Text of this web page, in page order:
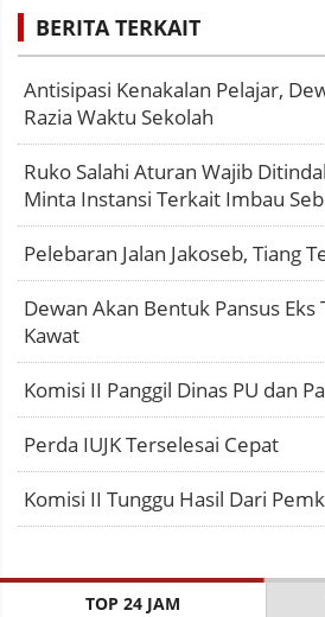
BERITA TERKAIT
Antisipasi Kenakalan Pelajar,
Razia Waktu Sekolah
Ruko Salahi Aturan Wajib
Minta Instansi Terkait Imbau
Pelebaran Jalan Jakoseb, Tiang
Dewan Akan Bentuk Pansus
Kawat
Komisi II Panggil Dinas PU dan
Perda IUJK Terselesai Cepat
Komisi II Tunggu Hasil Dari
TOP 24 JAM